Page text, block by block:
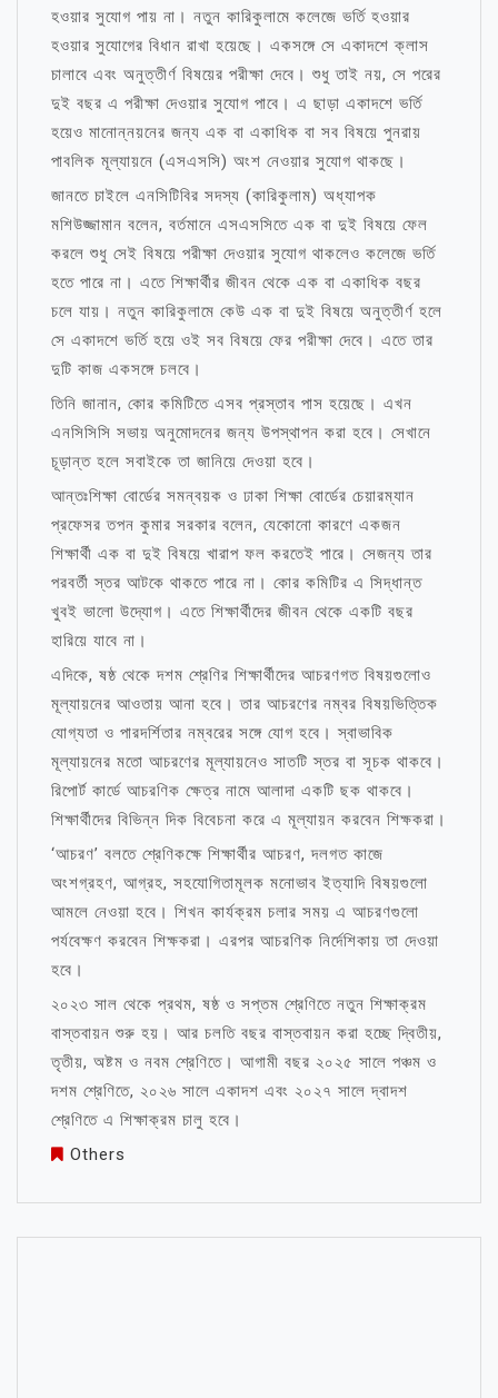
হওয়ার সুযোগ পায় না। নতুন কারিকুলামে কলেজে ভর্তি হওয়ার
হওয়ার সুযোগের বিধান রাখা হয়েছে। একসঙ্গে সে একাদশে ক্লাস
চালাবে এবং অনুত্তীর্ণ বিষয়ের পরীক্ষা দেবে। শুধু তাই নয়, সে পরের
দুই বছর এ পরীক্ষা দেওয়ার সুযোগ পাবে। এ ছাড়া একাদশে ভর্তি
হয়েও মানোন্নয়নের জন্য এক বা একাধিক বা সব বিষয়ে পুনরায়
পাবলিক মূল্যায়নে (এসএসসি) অংশ নেওয়ার সুযোগ থাকছে।
জানতে চাইলে এনসিটিবির সদস্য (কারিকুলাম) অধ্যাপক
মশিউজ্জামান বলেন, বর্তমানে এসএসসিতে এক বা দুই বিষয়ে ফেল
করলে শুধু সেই বিষয়ে পরীক্ষা দেওয়ার সুযোগ থাকলেও কলেজে ভর্তি
হতে পারে না। এতে শিক্ষার্থীর জীবন থেকে এক বা একাধিক বছর
চলে যায়। নতুন কারিকুলামে কেউ এক বা দুই বিষয়ে অনুত্তীর্ণ হলে
সে একাদশে ভর্তি হয়ে ওই সব বিষয়ে ফের পরীক্ষা দেবে। এতে তার
দুটি কাজ একসঙ্গে চলবে।
তিনি জানান, কোর কমিটিতে এসব প্রস্তাব পাস হয়েছে। এখন
এনসিসিসি সভায় অনুমোদনের জন্য উপস্থাপন করা হবে। সেখানে
চূড়ান্ত হলে সবাইকে তা জানিয়ে দেওয়া হবে।
আন্তঃশিক্ষা বোর্ডের সমন্বয়ক ও ঢাকা শিক্ষা বোর্ডের চেয়ারম্যান
প্রফেসর তপন কুমার সরকার বলেন, যেকোনো কারণে একজন
শিক্ষার্থী এক বা দুই বিষয়ে খারাপ ফল করতেই পারে। সেজন্য তার
পরবর্তী স্তর আটকে থাকতে পারে না। কোর কমিটির এ সিদ্ধান্ত
খুবই ভালো উদ্যোগ। এতে শিক্ষার্থীদের জীবন থেকে একটি বছর
হারিয়ে যাবে না।
এদিকে, ষষ্ঠ থেকে দশম শ্রেণির শিক্ষার্থীদের আচরণগত বিষয়গুলোও
মূল্যায়নের আওতায় আনা হবে। তার আচরণের নম্বর বিষয়ভিত্তিক
যোগ্যতা ও পারদর্শিতার নম্বরের সঙ্গে যোগ হবে। স্বাভাবিক
মূল্যায়নের মতো আচরণের মূল্যায়নেও সাতটি স্তর বা সূচক থাকবে।
রিপোর্ট কার্ডে আচরণিক ক্ষেত্র নামে আলাদা একটি ছক থাকবে।
শিক্ষার্থীদের বিভিন্ন দিক বিবেচনা করে এ মূল্যায়ন করবেন শিক্ষকরা।
‘আচরণ’ বলতে শ্রেণিকক্ষে শিক্ষার্থীর আচরণ, দলগত কাজে
অংশগ্রহণ, আগ্রহ, সহযোগিতামূলক মনোভাব ইত্যাদি বিষয়গুলো
আমলে নেওয়া হবে। শিখন কার্যক্রম চলার সময় এ আচরণগুলো
পর্যবেক্ষণ করবেন শিক্ষকরা। এরপর আচরণিক নির্দেশিকায় তা দেওয়া
হবে।
২০২৩ সাল থেকে প্রথম, ষষ্ঠ ও সপ্তম শ্রেণিতে নতুন শিক্ষাক্রম
বাস্তবায়ন শুরু হয়। আর চলতি বছর বাস্তবায়ন করা হচ্ছে দ্বিতীয়,
তৃতীয়, অষ্টম ও নবম শ্রেণিতে। আগামী বছর ২০২৫ সালে পঞ্চম ও
দশম শ্রেণিতে, ২০২৬ সালে একাদশ এবং ২০২৭ সালে দ্বাদশ
শ্রেণিতে এ শিক্ষাক্রম চালু হবে।
Others